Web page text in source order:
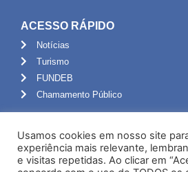
ACESSO RÁPIDO
Notícias
Turismo
FUNDEB
Chamamento Público
Portal do Servidor
Webmail
Usamos cookies em nosso site
experiência mais relevante,
e visitas repetidas. Ao clicar em